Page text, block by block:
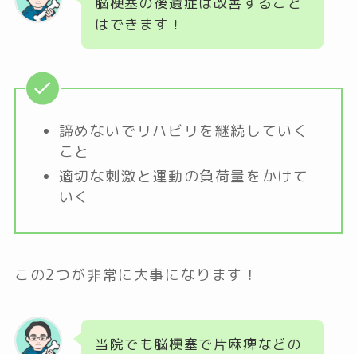
はできます！
諦めないでリハビリを継続していく
こと
適切な刺激と運動の負荷量をかけて
いく
この2つが非常に大事になります！
当院でも脳梗塞で片麻痺などの